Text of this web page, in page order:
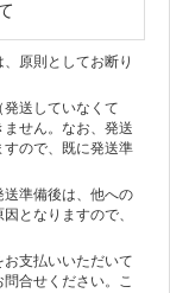
原則としてお断り
発送していなくて
せん。なお、発送
ので、既に発送準
準備後は、他への
となりますので、
支払いいただいて
合せください。こ